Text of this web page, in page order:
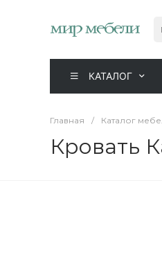
КАТАЛОГ
Главная / Каталог
Кровать